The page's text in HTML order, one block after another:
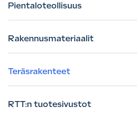
Pientaloteollisuus
Rakennusmateriaalit
Teräsrakenteet
RTT:n tuotesivustot